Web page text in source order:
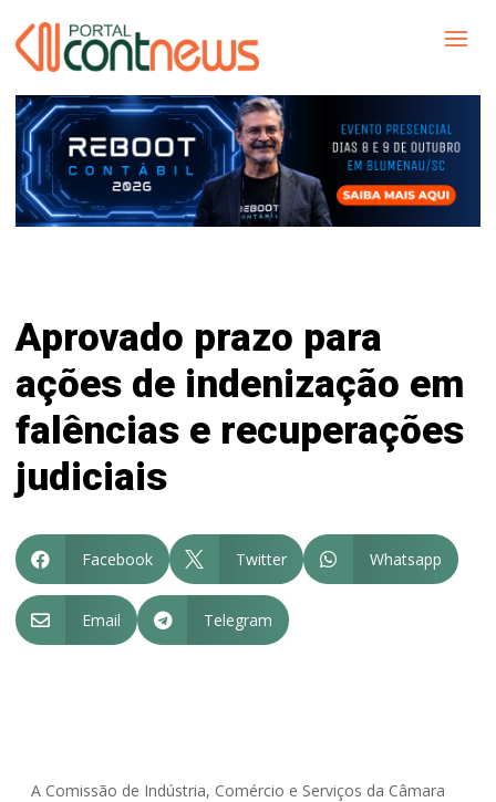
Aprovado prazo para
ações de indenização em
falências e recuperações
judiciais
 Facebook  Twitter  Whatsapp
 Email  Telegram
A Comissão de Indústria, Comércio e Serviços da Câmara